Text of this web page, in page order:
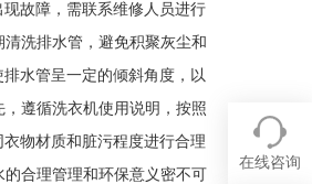
故障，需联系维修人员进行
洗排水管，避免积聚灰尘和
水管呈一定的倾斜角度，以
遵循洗衣机使用说明，按照
物材质和脏污程度进行合理
合理管理和环保意义密不可
在线咨询